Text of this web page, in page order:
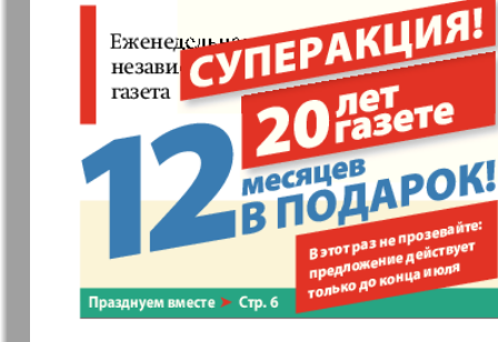
31
7
13 14
МК-Германия
планета мнений
МК-
Новые Земляки nord.Aktuell
Panorama-mir Партнер